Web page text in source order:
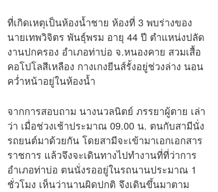
ที่เกิดเหตุเป็นห้องน้ำชาย ห้องที่ 3 พบร่างของ
นายเทพวิจิตร พันธุ์พรม อายุ 44 ปี ตำแหน่งปลัด
งานปกครอง อำเภอท่าบ่อ จ.หนองคาย สวมเสื้อ
คอโปโลสีเหลือง กางเกงยีนส์รั้งอยู่ช่วงล่าง นอน
คว่ำหน้าอยู่ในห้องน้ำ
จากการสอบถาม นางนวลนิตย์ ภรรยาผู้ตาย เล่า
ว่า เมื่อช่วงเช้าประมาณ 09.00 น. ตนกับสามีนั่ง
รถยนต์มาด้วยกัน โดยสามีจะเข้ามาเอกเอกสาร
ราชการ แล้วจึงจะเดินทางไปทำงานที่ที่ว่าการ
อำเภอท่าบ่อ ตนนั่งรออยู่ในรถนานประมาณ 1
ชั่วโมง เห็นว่านานผิดปกติ จึงเดินขึ้นมาตาม